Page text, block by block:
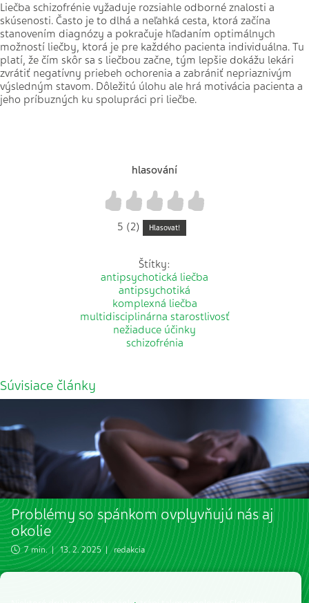
Liečba schizofrénie vyžaduje rozsiahle odborné znalosti a
skúsenosti. Často je to dlhá a neľahká cesta, ktorá začína
stanovením diagnózy a pokračuje hľadaním optimálnych
možností liečby, ktorá je pre každého pacienta individuálna. Tu
platí, že čím skôr sa s liečbou začne, tým lepšie dokážu lekári
zvrátiť negatívny priebeh ochorenia a zabrániť nepriaznivým
výsledným stavom. Dôležitú úlohu ale hrá motivácia pacienta a
jeho príbuzných ku spolupráci pri liečbe.
hlasování
4
3
2
1
5 (2) Hlasovat!
Štítky:
antipsychotická liečba
antipsychotiká
komplexná liečba
multidisciplinárna starostlivosť
nežiaduce účinky
schizofrénia
Súvisiace články
Problémy so spánkom ovplyvňujú nás aj
okolie
7 min. | 13. 2. 2025 | redakcia